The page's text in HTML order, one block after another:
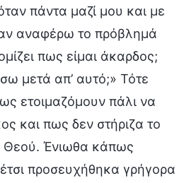
πάντα μαζί μου και με
αν αναφέρω το πρόβλημά
πως είμαι άκαρδος;
μετά απ’ αυτό;» Τότε
ετοιμαζόμουν πάλι να
και πως δεν στήριζα το
Θεού. Ένιωθα κάπως
έτσι προσευχήθηκα γρήγορα